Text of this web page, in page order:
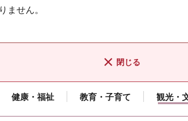
ません。
閉じる
健康・福祉 教育・子育て 観光・